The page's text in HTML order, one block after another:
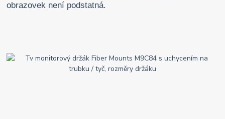
obrazovek není podstatná.